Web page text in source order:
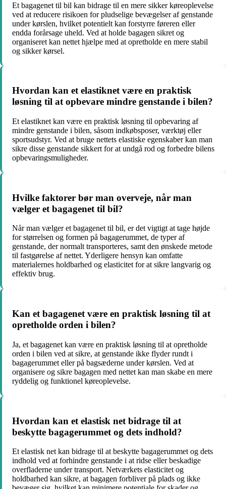
Et bagagenet til bil kan bidrage til en mere sikker køreoplevelse
ved at reducere risikoen for pludselige bevægelser af genstande
under kørslen, hvilket potentielt kan forstyrre føreren eller
endda forårsage uheld. Ved at holde bagagen sikret og
organiseret kan nettet hjælpe med at opretholde en mere stabil
og sikker kørsel.
Hvordan kan et elastiknet være en praktisk
løsning til at opbevare mindre genstande i bilen?
Et elastiknet kan være en praktisk løsning til opbevaring af
mindre genstande i bilen, såsom indkøbsposer, værktøj eller
sportsudstyr. Ved at bruge nettets elastiske egenskaber kan man
sikre disse genstande sikkert for at undgå rod og forbedre bilens
opbevaringsmuligheder.
Hvilke faktorer bør man overveje, når man
vælger et bagagenet til bil?
Når man vælger et bagagenet til bil, er det vigtigt at tage højde
for størrelsen og formen på bagagerummet, de typer af
genstande, der normalt transporteres, samt den ønskede metode
til fastgørelse af nettet. Yderligere hensyn kan omfatte
materialernes holdbarhed og elasticitet for at sikre langvarig og
effektiv brug.
Kan et bagagenet være en praktisk løsning til at
opretholde orden i bilen?
Ja, et bagagenet kan være en praktisk løsning til at opretholde
orden i bilen ved at sikre, at genstande ikke flyder rundt i
bagagerummet eller på bagsæderne under kørslen. Ved at
organisere og sikre bagagen med nettet kan man skabe en mere
ryddelig og funktionel køreoplevelse.
Hvordan kan et elastisk net bidrage til at
beskytte bagagerummet og dets indhold?
Et elastisk net kan bidrage til at beskytte bagagerummet og dets
indhold ved at forhindre genstande i at ridse eller beskadige
overfladerne under transport. Netværkets elasticitet og
holdbarhed kan sikre, at bagagen forbliver på plads og ikke